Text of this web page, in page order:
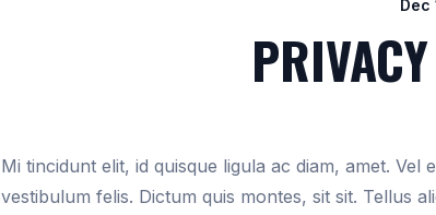
Dec
Mi tincidunt elit, id quisque ligula ac diam, amet.
vestibulum felis. Dictum quis montes, sit sit. Tellus